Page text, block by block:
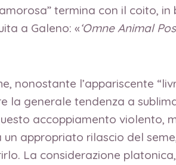
termina con il coito, in
a Galeno: «‘Omne Animal
nonostante l’appariscente
la generale tendenza a
accoppiamento violento,
appropriato rilascio del
La considerazione platonica,